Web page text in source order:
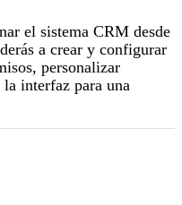
el sistema CRM desde
a crear y configurar
personalizar
interfaz para una